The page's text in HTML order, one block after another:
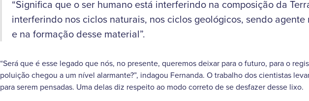
“Significa que o ser humano está interferindo na composição da
interferindo nos ciclos naturais, nos ciclos geológicos, sendo agente
e na formação desse material”.
“Será que é esse legado que nós, no presente, queremos deixar para o futuro, para o
poluição chegou a um nível alarmante?”, indagou Fernanda. O trabalho dos cientistas
para serem pensadas. Uma delas diz respeito ao modo correto de se desfazer desse lixo.